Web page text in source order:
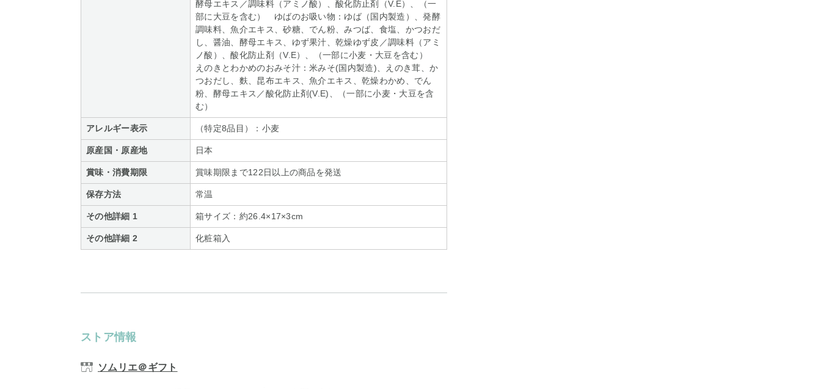
酵母エキス／調味料（アミノ酸）、酸化防止剤（V.E）、（一
部に大豆を含む） ゆばのお吸い物：ゆば（国内製造）、発酵
調味料、魚介エキス、砂糖、でん粉、みつば、食塩、かつおだ
し、醤油、酵母エキス、ゆず果汁、乾燥ゆず皮／調味料（アミ
ノ酸）、酸化防止剤（V.E）、（一部に小麦・大豆を含む）
えのきとわかめのおみそ汁：米みそ(国内製造)、えのき茸、か
つおだし、麩、昆布エキス、魚介エキス、乾燥わかめ、でん
粉、酵母エキス／酸化防止剤(V.E)、（一部に小麦・大豆を含
む）
アレルギー表示 （特定8品目）：小麦
原産国・原産地 日本
賞味・消費期限 賞味期限まで122日以上の商品を発送
保存方法 常温
その他詳細 1 箱サイズ：約26.4×17×3cm
その他詳細 2 化粧箱入
ストア情報
ソムリエ＠ギフト